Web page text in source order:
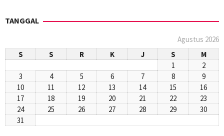
TANGGAL
Agustus 2026
S
S R K J S
M
1
2
3
4 5 6 7 8
9
10
11 12 13 14 15
16
17
18 19 20 21 22
23
24
25 26 27 28 29
30
31